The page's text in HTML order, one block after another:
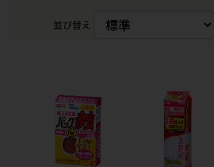
並び替え